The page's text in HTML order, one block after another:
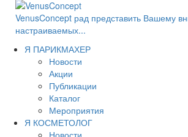
VenusConcept рад представить Вашему
настраиваемых...
Я ПАРИКМАХЕР
Новости
Акции
Публикации
Каталог
Мероприятия
Я КОСМЕТОЛОГ
Новости